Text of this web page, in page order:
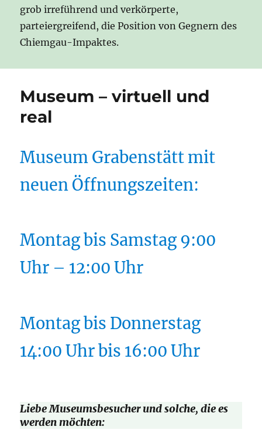
grob irreführend und verkörperte,
parteiergreifend, die Position von Gegnern des
Chiemgau-Impaktes.
Museum – virtuell und
real
Museum Grabenstätt mit
neuen Öffnungszeiten:
Montag bis Samstag 9:00
Uhr – 12:00 Uhr
Montag bis Donnerstag
14:00 Uhr bis 16:00 Uhr
Liebe Museumsbesucher und solche, die es
werden möchten: